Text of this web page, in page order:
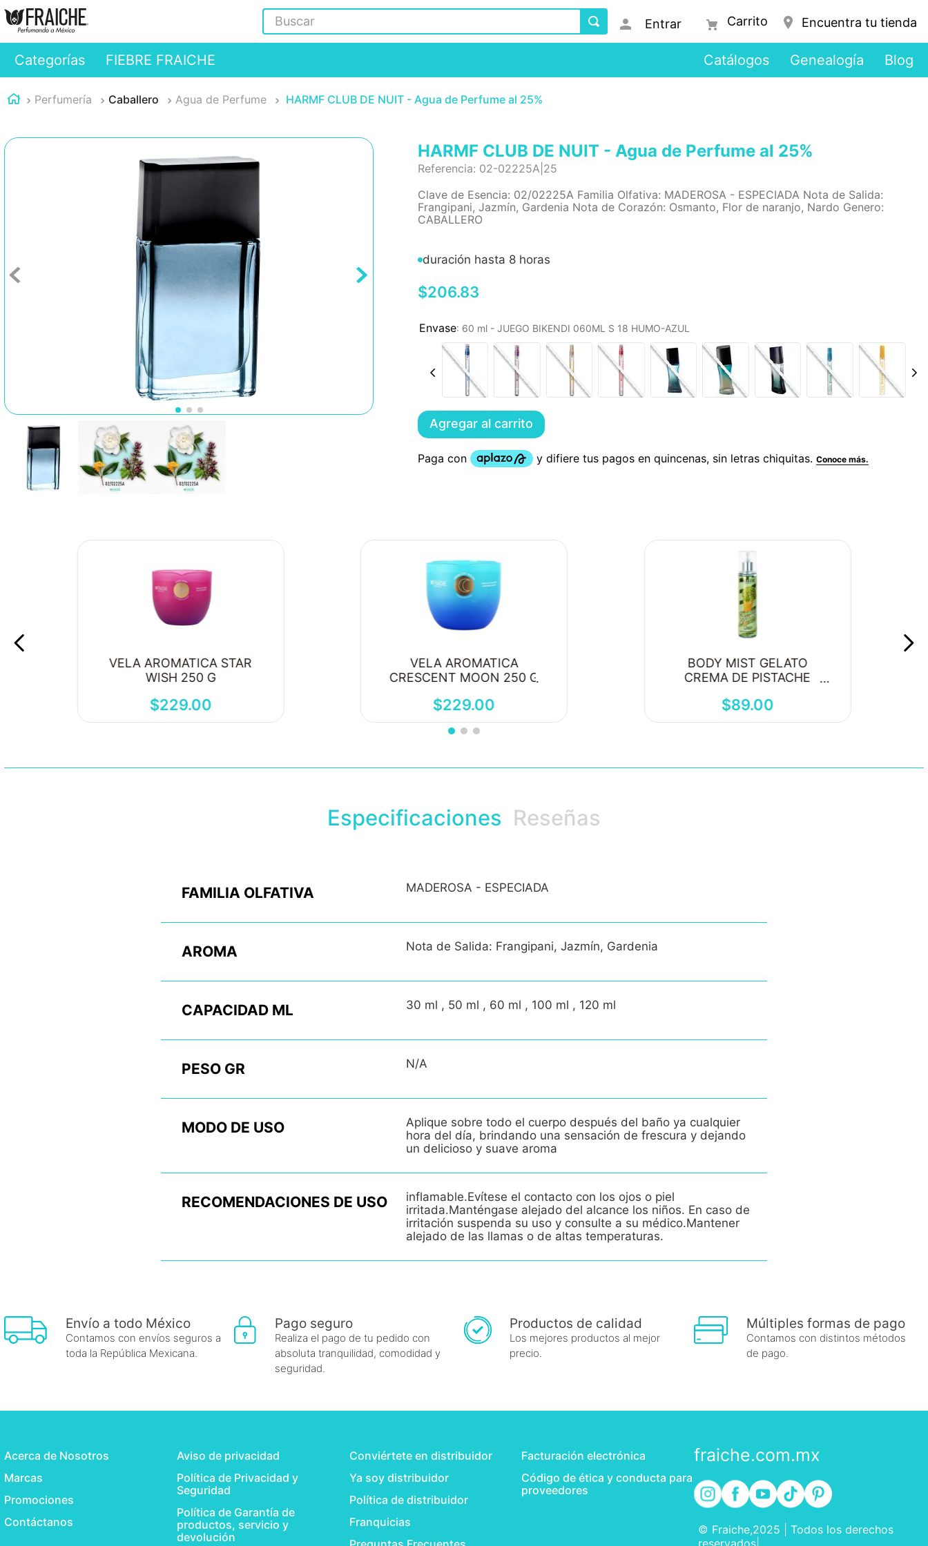
Buscar
Entrar Encuentra tu tienda
Categorías FIEBRE FRAICHE Catálogos Genealogía Blog
Perfumería Caballero Agua de Perfume HARMF CLUB DE NUIT - Agua de Perfume al 25%
HARMF CLUB DE NUIT - Agua de Perfume al 25%
Referencia: 02-02225A|25
Clave de Esencia: 02/02225A Familia Olfativa: MADEROSA - ESPECIADA Nota de Salida:
Frangipani, Jazmín, Gardenia Nota de Corazón: Osmanto, Flor de naranjo, Nardo Genero:
CABALLERO
duración hasta 8 horas
$206.83
: 60 ml - JUEGO BIKENDI 060ML S 18 HUMO-AZUL
Agregar al carrito
VELA AROMATICA STAR
WISH 250 G
$229.00
VELA AROMATICA
CRESCENT MOON 250 G
$229.00
BODY MIST GELATO
CREMA DE PISTACHE
$89.00
Especificaciones Reseñas
FAMILIA OLFATIVA MADEROSA - ESPECIADA
AROMA Nota de Salida: Frangipani, Jazmín, Gardenia
CAPACIDAD ML 30 ml , 50 ml , 60 ml , 100 ml , 120 ml
PESO GR N/A
MODO DE USO
Aplique sobre todo el cuerpo después del baño ya cualquier
hora del día, brindando una sensación de frescura y dejando
un delicioso y suave aroma
RECOMENDACIONES DE USO
inflamable.Evítese el contacto con los ojos o piel
irritada.Manténgase alejado del alcance los niños. En caso de
irritación suspenda su uso y consulte a su médico.Mantener
alejado de las llamas o de altas temperaturas.
Envío a todo México
Contamos con envíos seguros a
toda la República Mexicana.
Pago seguro
Realiza el pago de tu pedido con
absoluta tranquilidad, comodidad y
seguridad.
Productos de calidad
Los mejores productos al mejor
precio.
Múltiples formas de pago
Contamos con distintos métodos
de pago.
Acerca de Nosotros
Marcas
Promociones
Contáctanos
Aviso de privacidad
Política de Privacidad y
Seguridad
Política de Garantía de
productos, servicio y
devolución
Conviértete en distribuidor
Ya soy distribuidor
Política de distribuidor
Franquicias
Facturación electrónica
Código de ética y conducta para
proveedores
fraiche.com.mx
© Fraiche,2025 | Todos los derechos
reservados|